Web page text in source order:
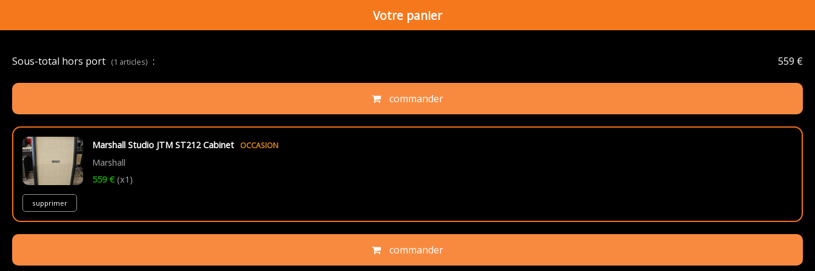
Votre panier
Sous-total hors port (1 articles) : 559 €
commander
Marshall Studio JTM ST212 Cabinet OCCASION
Marshall
559 € (x1)
supprimer
commander